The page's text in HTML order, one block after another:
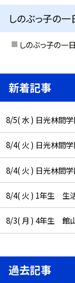
しのぶっ子の一
しのぶっ子の一日
新着記事
8/5( 水 ) 日光林間学
8/4( 火 ) 日光林間学
8/4( 火 ) 日光林間学
8/4( 火 ) 1年生 生
8/3( 月 ) 4年生 館
過去記事